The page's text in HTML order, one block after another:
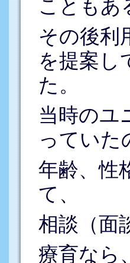
こともあ
その後利
を提案し
た。
当時のユ
っていた
年齢、性
て、
相談（面
療育なら